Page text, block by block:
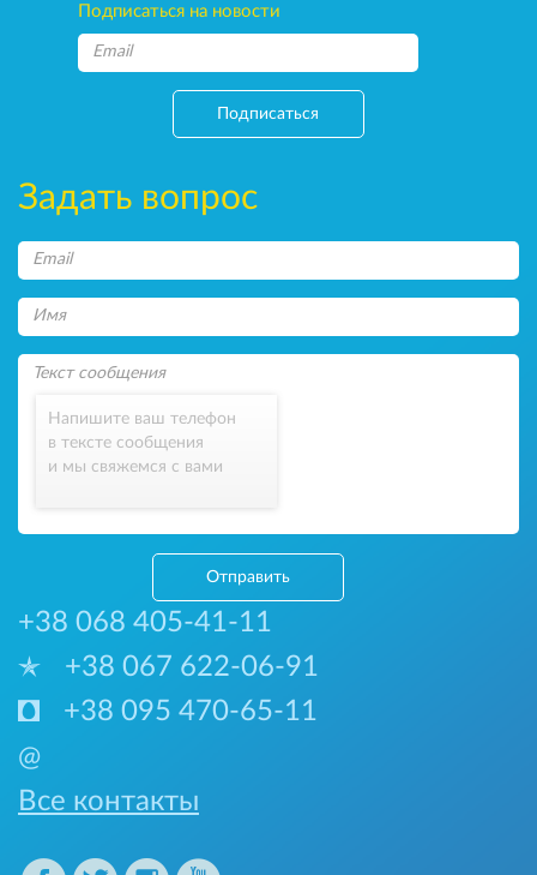
Подписаться на новости
Подписаться
Задать вопрос
Напишите ваш телефон
в тексте сообщения
и мы свяжемся с вами
Отправить
+38 068 405-41-11
+38 067 622-06-91
+38 095 470-65-11
@
Все контакты